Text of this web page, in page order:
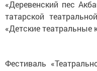
татарской
«Детские театральные
масштабным